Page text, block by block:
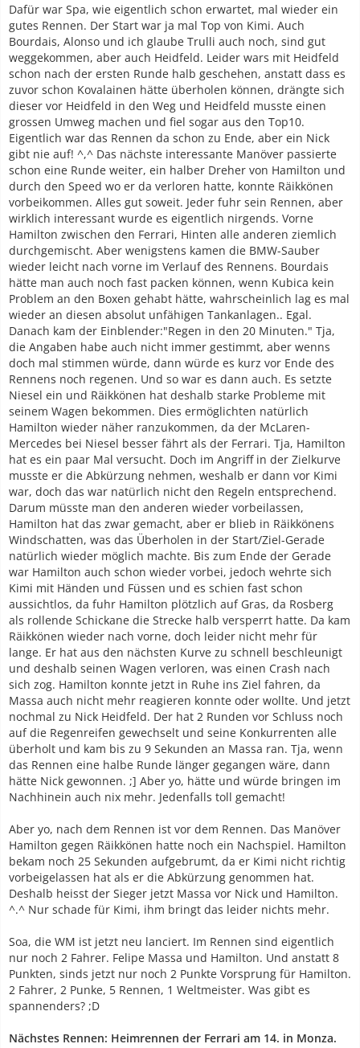
Dafür war Spa, wie eigentlich schon erwartet, mal wieder ein
gutes Rennen. Der Start war ja mal Top von Kimi. Auch
Bourdais, Alonso und ich glaube Trulli auch noch, sind gut
weggekommen, aber auch Heidfeld. Leider wars mit Heidfeld
schon nach der ersten Runde halb geschehen, anstatt dass es
zuvor schon Kovalainen hätte überholen können, drängte sich
dieser vor Heidfeld in den Weg und Heidfeld musste einen
grossen Umweg machen und fiel sogar aus den Top10.
Eigentlich war das Rennen da schon zu Ende, aber ein Nick
gibt nie auf! ^,^ Das nächste interessante Manöver passierte
schon eine Runde weiter, ein halber Dreher von Hamilton und
durch den Speed wo er da verloren hatte, konnte Räikkönen
vorbeikommen. Alles gut soweit. Jeder fuhr sein Rennen, aber
wirklich interessant wurde es eigentlich nirgends. Vorne
Hamilton zwischen den Ferrari, Hinten alle anderen ziemlich
durchgemischt. Aber wenigstens kamen die BMW-Sauber
wieder leicht nach vorne im Verlauf des Rennens. Bourdais
hätte man auch noch fast packen können, wenn Kubica kein
Problem an den Boxen gehabt hätte, wahrscheinlich lag es mal
wieder an diesen absolut unfähigen Tankanlagen.. Egal.
Danach kam der Einblender:"Regen in den 20 Minuten." Tja,
die Angaben habe auch nicht immer gestimmt, aber wenns
doch mal stimmen würde, dann würde es kurz vor Ende des
Rennens noch regenen. Und so war es dann auch. Es setzte
Niesel ein und Räikkönen hat deshalb starke Probleme mit
seinem Wagen bekommen. Dies ermöglichten natürlich
Hamilton wieder näher ranzukommen, da der McLaren-
Mercedes bei Niesel besser fährt als der Ferrari. Tja, Hamilton
hat es ein paar Mal versucht. Doch im Angriff in der Zielkurve
musste er die Abkürzung nehmen, weshalb er dann vor Kimi
war, doch das war natürlich nicht den Regeln entsprechend.
Darum müsste man den anderen wieder vorbeilassen,
Hamilton hat das zwar gemacht, aber er blieb in Räikkönens
Windschatten, was das Überholen in der Start/Ziel-Gerade
natürlich wieder möglich machte. Bis zum Ende der Gerade
war Hamilton auch schon wieder vorbei, jedoch wehrte sich
Kimi mit Händen und Füssen und es schien fast schon
aussichtlos, da fuhr Hamilton plötzlich auf Gras, da Rosberg
als rollende Schickane die Strecke halb versperrt hatte. Da kam
Räikkönen wieder nach vorne, doch leider nicht mehr für
lange. Er hat aus den nächsten Kurve zu schnell beschleunigt
und deshalb seinen Wagen verloren, was einen Crash nach
sich zog. Hamilton konnte jetzt in Ruhe ins Ziel fahren, da
Massa auch nicht mehr reagieren konnte oder wollte. Und jetzt
nochmal zu Nick Heidfeld. Der hat 2 Runden vor Schluss noch
auf die Regenreifen gewechselt und seine Konkurrenten alle
überholt und kam bis zu 9 Sekunden an Massa ran. Tja, wenn
das Rennen eine halbe Runde länger gegangen wäre, dann
hätte Nick gewonnen. ;] Aber yo, hätte und würde bringen im
Nachhinein auch nix mehr. Jedenfalls toll gemacht!
Aber yo, nach dem Rennen ist vor dem Rennen. Das Manöver
Hamilton gegen Räikkönen hatte noch ein Nachspiel. Hamilton
bekam noch 25 Sekunden aufgebrumt, da er Kimi nicht richtig
vorbeigelassen hat als er die Abkürzung genommen hat.
Deshalb heisst der Sieger jetzt Massa vor Nick und Hamilton.
^.^ Nur schade für Kimi, ihm bringt das leider nichts mehr.
Soa, die WM ist jetzt neu lanciert. Im Rennen sind eigentlich
nur noch 2 Fahrer. Felipe Massa und Hamilton. Und anstatt 8
Punkten, sinds jetzt nur noch 2 Punkte Vorsprung für Hamilton.
2 Fahrer, 2 Punke, 5 Rennen, 1 Weltmeister. Was gibt es
spannenders? ;D
Nächstes Rennen: Heimrennen der Ferrari am 14. in Monza.